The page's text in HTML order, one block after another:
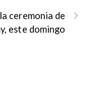
ceremonia de
este domingo